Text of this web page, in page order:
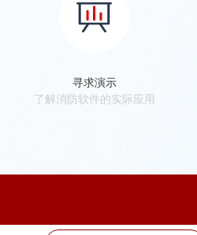
寻求演示
了解消防软件的实际应用